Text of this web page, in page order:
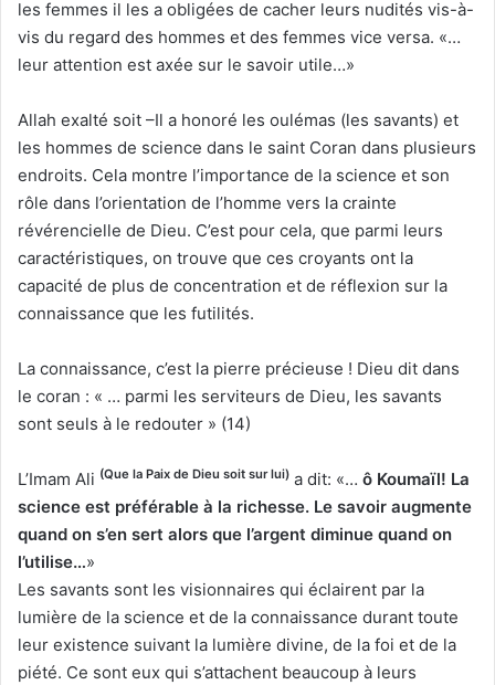
les femmes il les a obligées de cacher leurs nudités vis-à-
vis du regard des hommes et des femmes vice versa. «…
leur attention est axée sur le savoir utile…»
Allah exalté soit –Il a honoré les oulémas (les savants) et
les hommes de science dans le saint Coran dans plusieurs
endroits. Cela montre l’importance de la science et son
rôle dans l’orientation de l’homme vers la crainte
révérencielle de Dieu. C’est pour cela, que parmi leurs
caractéristiques, on trouve que ces croyants ont la
capacité de plus de concentration et de réflexion sur la
connaissance que les futilités.
La connaissance, c’est la pierre précieuse ! Dieu dit dans
le coran : « … parmi les serviteurs de Dieu, les savants
sont seuls à le redouter » (14)
L’Imam Ali (Que la Paix de Dieu soit sur lui) a dit: «… ô Koumaïl! La
science est préférable à la richesse. Le savoir augmente
quand on s’en sert alors que l’argent diminue quand on
l’utilise…»
Les savants sont les visionnaires qui éclairent par la
lumière de la science et de la connaissance durant toute
leur existence suivant la lumière divine, de la foi et de la
piété. Ce sont eux qui s’attachent beaucoup à leurs